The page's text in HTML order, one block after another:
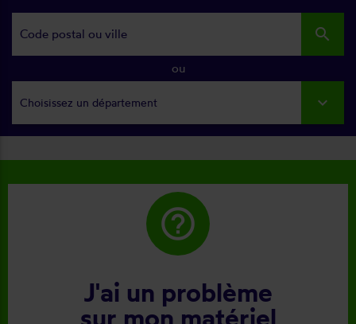
search
ou
Choisissez un département
help_outline
J'ai un problème
sur mon matériel